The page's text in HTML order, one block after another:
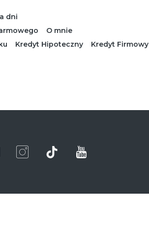
dni
O mnie
Kredyt Hipoteczny Kredyt Firmowy